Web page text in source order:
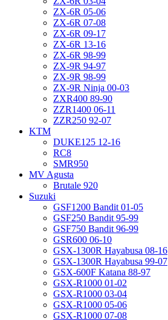
ZX-6R 05-06
ZX-6R 07-08
ZX-6R 09-17
ZX-6R 13-16
ZX-6R 98-99
ZX-9R 94-97
ZX-9R 98-99
ZX-9R Ninja 00-03
ZXR400 89-90
ZZR1400 06-11
ZZR250 92-07
KTM
DUKE125 12-16
RC8
SMR950
MV Agusta
Brutale 920
Suzuki
GSF1200 Bandit 01-05
GSF250 Bandit 95-99
GSF750 Bandit 96-99
GSR600 06-10
GSX-1300R Hayabusa 08-16
GSX-1300R Hayabusa 99-07
GSX-600F Katana 88-97
GSX-R1000 01-02
GSX-R1000 03-04
GSX-R1000 05-06
GSX-R1000 07-08